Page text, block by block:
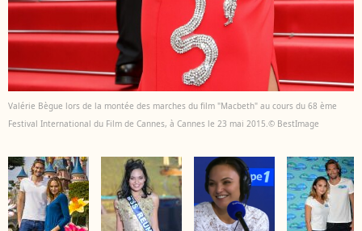
Valérie Bègue lors de la montée des marches du film "Macbeth" au cours du 68 ème
Festival International du Film de Cannes, à Cannes le 23 mai 2015.© BestImage